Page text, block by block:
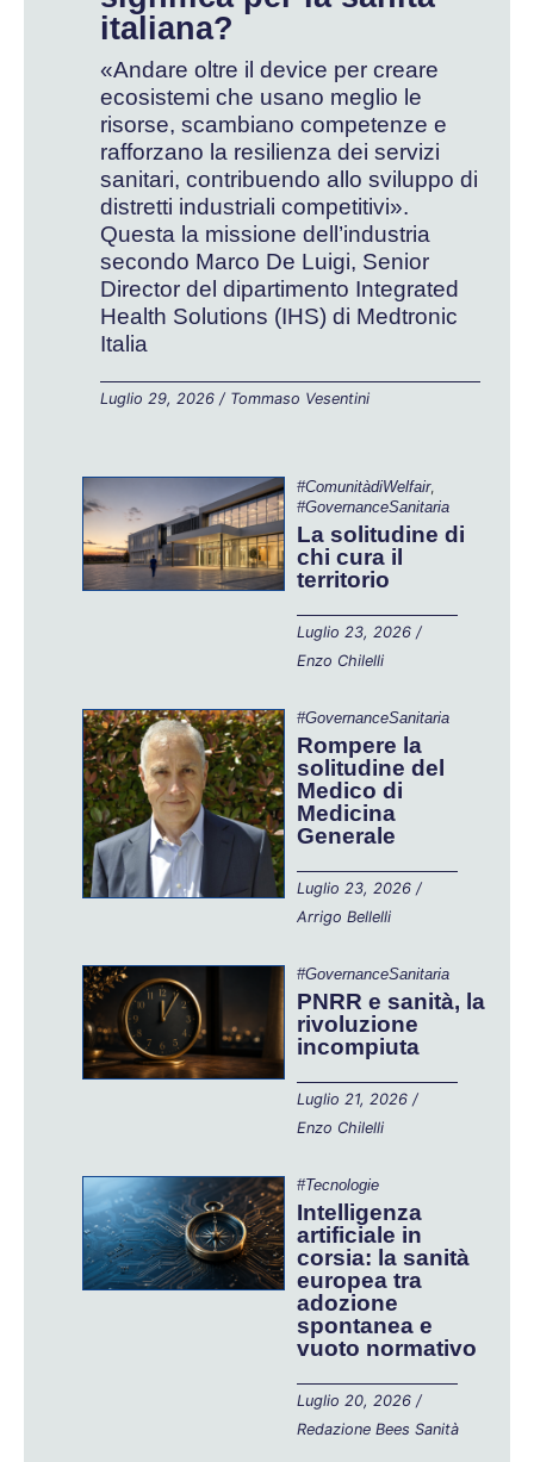
italiana?
«Andare oltre il device per creare
ecosistemi che usano meglio le
risorse, scambiano competenze e
rafforzano la resilienza dei servizi
sanitari, contribuendo allo sviluppo di
distretti industriali competitivi».
Questa la missione dell’industria
secondo Marco De Luigi, Senior
Director del dipartimento Integrated
Health Solutions (IHS) di Medtronic
Italia
Luglio 29, 2026 / Tommaso Vesentini
#ComunitàdiWelfair,
#GovernanceSanitaria
La solitudine di
chi cura il
territorio
Luglio 23, 2026 /
Enzo Chilelli
#GovernanceSanitaria
Rompere la
solitudine del
Medico di
Medicina
Generale
Luglio 23, 2026 /
Arrigo Bellelli
#GovernanceSanitaria
PNRR e sanità, la
rivoluzione
incompiuta
Luglio 21, 2026 /
Enzo Chilelli
#Tecnologie
Intelligenza
artificiale in
corsia: la sanità
europea tra
adozione
spontanea e
vuoto normativo
Luglio 20, 2026 /
Redazione Bees Sanità